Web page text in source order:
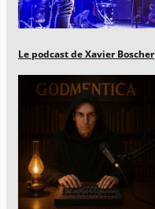
Le podcast de Xavier Boscher